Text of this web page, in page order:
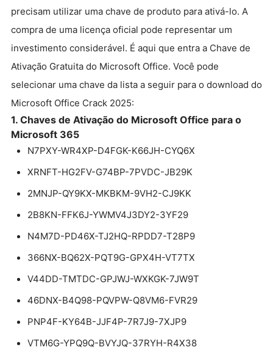
precisam utilizar uma chave de produto para ativá-lo. A
compra de uma licença oficial pode representar um
investimento considerável. É aqui que entra a Chave de
Ativação Gratuita do Microsoft Office. Você pode
selecionar uma chave da lista a seguir para o download do
Microsoft Office Crack 2025:
1. Chaves de Ativação do Microsoft Office para o
Microsoft 365
N7PXY-WR4XP-D4FGK-K66JH-CYQ6X
XRNFT-HG2FV-G74BP-7PVDC-JB29K
2MNJP-QY9KX-MKBKM-9VH2-CJ9KK
2B8KN-FFK6J-YWMV4J3DY2-3YF29
N4M7D-PD46X-TJ2HQ-RPDD7-T28P9
366NX-BQ62X-PQT9G-GPX4H-VT7TX
V44DD-TMTDC-GPJWJ-WXKGK-7JW9T
46DNX-B4Q98-PQVPW-Q8VM6-FVR29
PNP4F-KY64B-JJF4P-7R7J9-7XJP9
VTM6G-YPQ9Q-BVYJQ-37RYH-R4X38